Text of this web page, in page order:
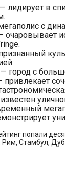
лидирует в
с
очаровывает
город с
привлекает
попали
Стамбул,